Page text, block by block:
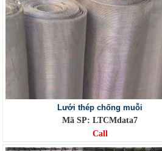
Lưới thép chống muỗi
Mã SP: LTCMdata7
Call